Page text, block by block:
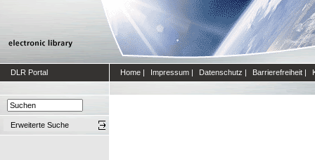
DLR Portal Home | Impressum | Datenschutz | Barrierefreiheit |
Erweiterte Suche